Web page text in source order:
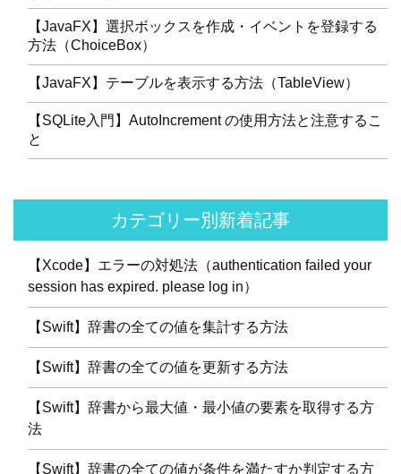
【JavaFX】選択ボックスを作成・イベントを登録する
方法（ChoiceBox）
【JavaFX】テーブルを表示する方法（TableView）
【SQLite入門】AutoIncrement の使用方法と注意するこ
と
カテゴリー別新着記事
【Xcode】エラーの対処法（authentication failed your
session has expired. please log in）
【Swift】辞書の全ての値を集計する方法
【Swift】辞書の全ての値を更新する方法
【Swift】辞書から最大値・最小値の要素を取得する方
法
【Swift】辞書の全ての値が条件を満たすか判定する方